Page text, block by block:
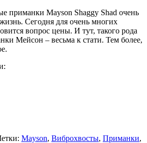
приманки Mayson Shaggy Shad очень
Сегодня для очень многих
вопрос цены. И тут, такого рода
Мейсон – весьма к стати. Тем более,
Mayson, Виброхвосты, Приманки,